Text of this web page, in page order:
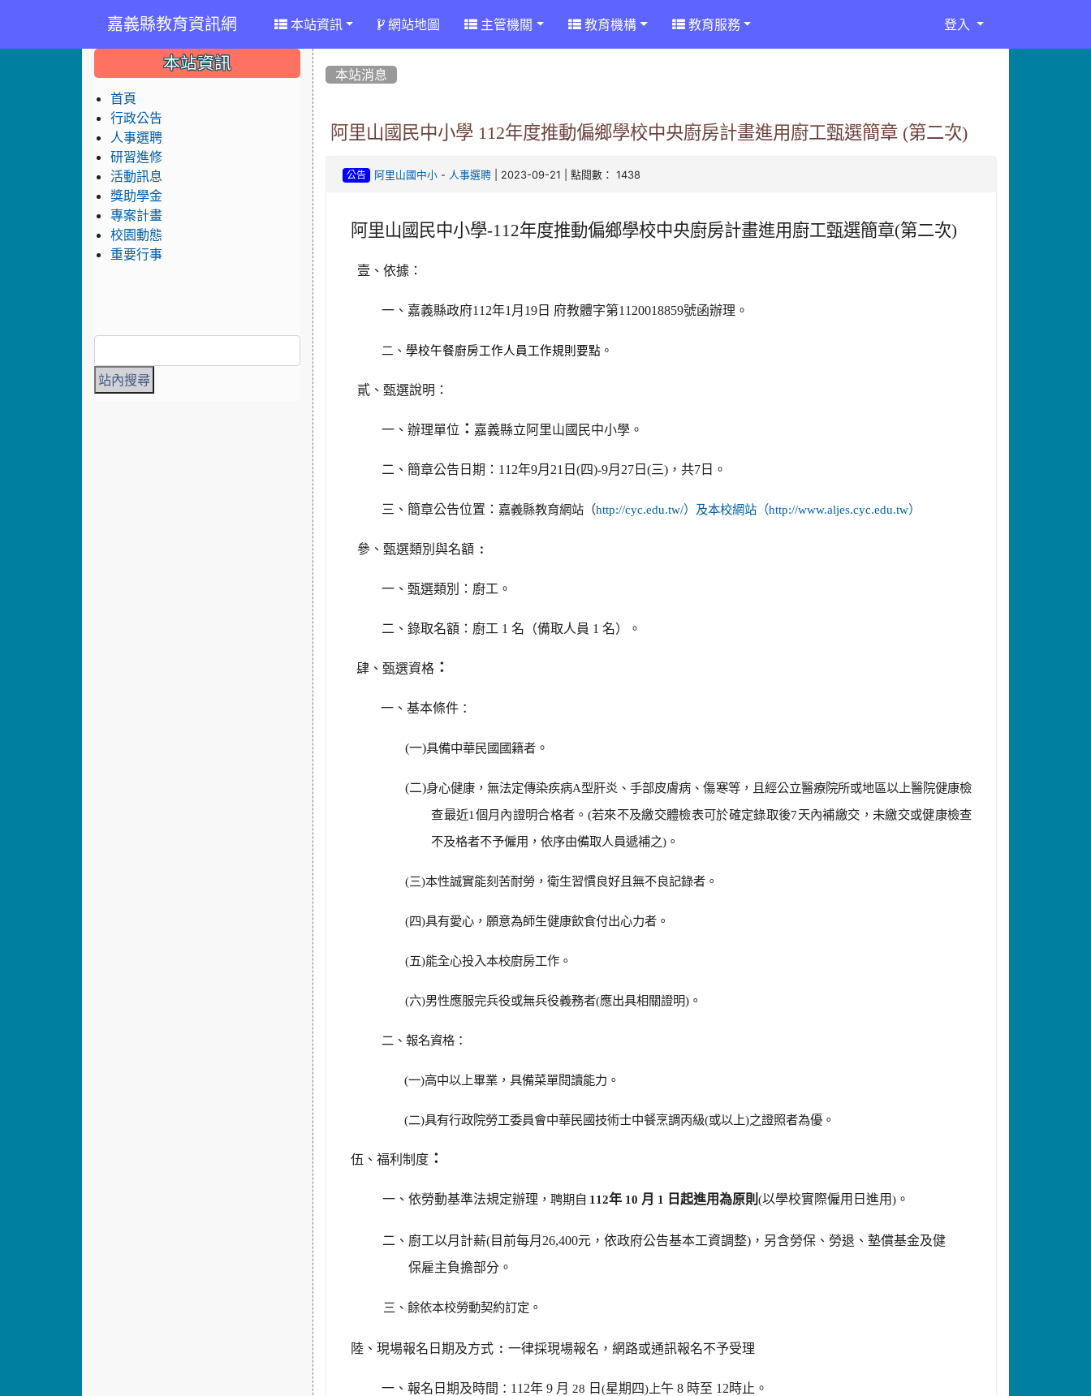
嘉義縣教育資訊網 本站資訊 網站地圖 主管機關 教育機構 教育服務 登入
本站消息
阿里山國民中小學 112年度推動偏鄉學校中央廚房計畫進用廚工甄選簡章 (第二次)
公告 阿里山國中小 - 人事選聘 | 2023-09-21 | 點閱數： 1438
阿里山國民中小學-112年度推動偏鄉學校中央廚房計畫進用廚工甄選簡章(第二次)
壹、依據：
一、嘉義縣政府112年1月19日 府教體字第1120018859號函辦理。
二、 學校午餐廚房工作人員工作規則要點 。
貳、甄選說明：
一、辦理單位 ： 嘉義縣立阿里山國民中小學。
二、簡章公告日期：112年9月21日(四)-9月27日(三)，共7日。
三、簡章公告位置： 嘉義縣教育網站（http://cyc.edu.tw/）及本校網站（http://www.aljes.cyc.edu.tw）
參、甄選類別與名額 ﹕
一、甄選類別：廚工。
二、錄取名額：廚工 1 名（備取人員 1 名）。
肆、甄選資格 ：
一、基本條件 ：
(一)具備中華民國國籍者。
(二)身心健康，無法定傳染疾病A型肝炎、手部皮膚病、傷寒等，且經公立醫療院所或地區以上醫院健康檢
查最近1個月內證明合格者。(若來不及繳交體檢表可於確定錄取後7天內補繳交，未繳交或健康檢查
不及格者不予僱用，依序由備取人員遞補之)。
(三)本性誠實能刻苦耐勞，衛生習慣良好且無不良記錄者。
(四)具有愛心，願意為師生健康飲食付出心力者。
(五)能全心投入本校廚房工作。
(六)男性應服完兵役或無兵役義務者(應出具相關證明)。
二、報名資格：
(一)高中以上畢業，具備菜單閱讀能力。
(二)具有行政院勞工委員會中華民國技術士中餐烹調丙級(或以上)之證照者為優。
伍、福利制度 ：
一、依勞動基準法規定辦理 ，聘期自 112年 10 月 1 日起進用為原則(以學校實際僱用日進用) 。
二、廚工以月計薪(目前每月26,400元，依政府公告基本工資調整)，另含勞保、勞退、墊償基金及健
保雇主負擔部分。
三、餘依本校勞動契約訂定。
陸、現場報名日期及方式 ﹕一律採現場報名，網路或通訊報名不予受理
一、報名日期及時間 ： 112年 9 月 28 日(星期四) 上午8 時至 12時止。
::: 本站資訊
首頁
行政公告
人事選聘
研習進修
活動訊息
獎助學金
專案計畫
校園動態
重要行事